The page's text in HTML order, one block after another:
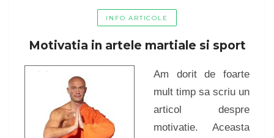
INFO ARTICOLE
Motivatia in artele martiale si sport
Am dorit de foarte
mult timp sa scriu un
articol despre
motivatie. Aceasta